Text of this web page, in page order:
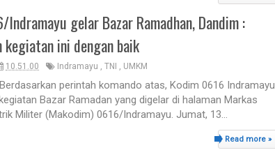
Indramayu gelar Bazar Ramadhan, Dandim :
kegiatan ini dengan baik
10.51.00 Indramayu , TNI , UMKM
perintah komando atas, Kodim 0616 Indramayu
Bazar Ramadan yang digelar di halaman Markas
Militer (Makodim) 0616/Indramayu. Jumat, 13...
Read more »